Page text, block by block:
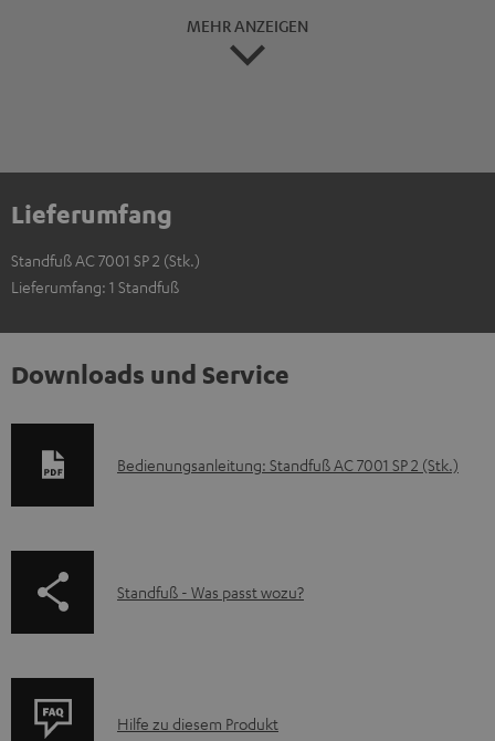
MEHR ANZEIGEN
Lieferumfang
Standfuß AC 7001 SP 2 (Stk.)
Lieferumfang: 1 Standfuß
Downloads und Service
D
m
e
Bedienungsanleitung: Standfuß AC 7001 SP 2 (Stk.)
p
.
Standfuß - Was passt wozu?
P
Hilfe zu diesem Produkt